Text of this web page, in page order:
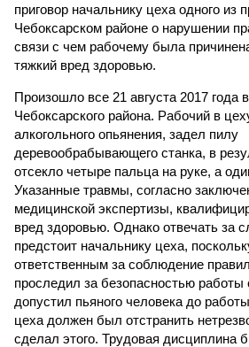
приговор начальнику цеха одного из
Чебоксарском районе о нарушении
связи с чем рабочему была
тяжкий вред здоровью.
Произошло все 21 августа 2017 года
Чебоксарского района. Рабочий в
алкогольного опьянения, задел пилу
деревообрабывающего станка, в
отсекло четыре пальца на руке, а
Указанные травмы, согласно
медицинской экспертизы,
вред здоровью. Однако отвечать за
предстоит начальнику цеха,
ответственным за соблюдение
проследил за безопасностью работы
допустил пьяного человека до
цеха должен был отстранить
сделал этого. Трудовая дисциплина